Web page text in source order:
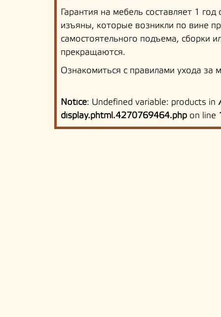
Гарантия на мебель составляет 1
изъяны, которые возникли по вине
самостоятельного подъема, сборки
прекращаются.
Ознакомиться с правилами ухода
Notice: Undefined variable: products in
display.phtml.4270769464.php on line